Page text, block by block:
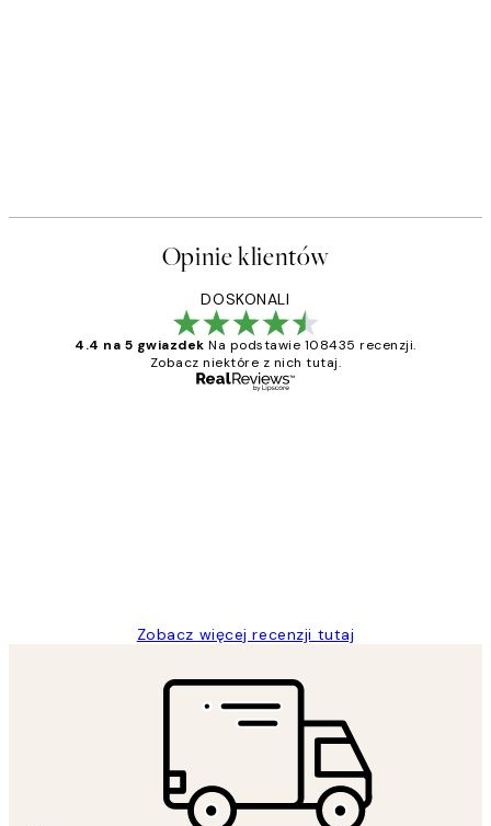
Opinie klientów
DOSKONALI
4.4 na 5 gwiazdek Na podstawie 108435 recenzji.
Zobacz niektóre z nich tutaj.
Zobacz więcej recenzji tutaj